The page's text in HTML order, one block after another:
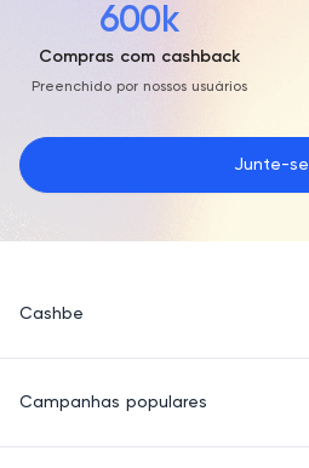
600k
Compras com cashback
Preenchido por nossos usuários
Junte-se
Cashbe
Termos de Uso
Quem Somos
Campanhas populares